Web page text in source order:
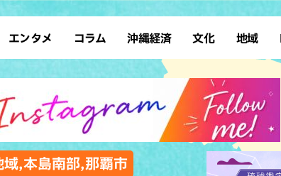
ック
ドライブ
ソロ活
体験
SDGs
ローカルニュース
沖縄旧暦行事
エンタメ
スポーツ 占い
ント・芸人 テレビ
コラム 沖縄経済 文化
復帰50年
地域
本島北部
本島南部
北部離島
,本島南部,那覇市